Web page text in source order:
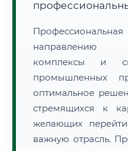
направлению
комплексы и
промышленных
оптимальное
стремящихся к
желающих перейти
важную отрасль.